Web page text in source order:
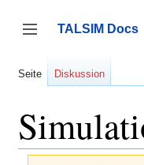
springen
Seitenleiste umschalten
TALSIM Docs
Seite Diskussion